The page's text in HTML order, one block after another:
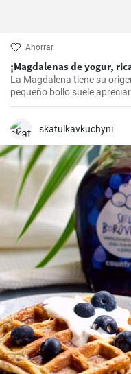
Ahorrar
¡Magdalenas de yogur,
La Magdalena tiene su origen
pequeño bollo suele apreciarse mucho a la hora
la merienda. ¡Con la receta
skatulkavkuchyni